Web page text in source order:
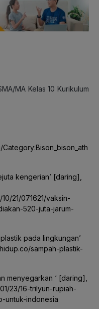
MA Kelas 10 Kurikulum
kengerian’ [daring],
21/071621/vaksin-
520-juta-jarum-
pada lingkungan’
sampah-plastik-
menyegarkan ‘ [daring],
23/16-trilyun-rupiah-
untuk-indonesia